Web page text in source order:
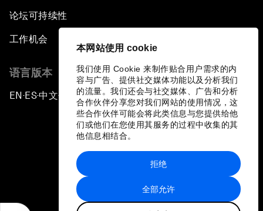
本网站使用 cookie
我们使用 Cookie 来制作贴合用户需求的内
容与广告、提供社交媒体功能以及分析我们
的流量。我们还会与社交媒体、广告和分析
合作伙伴分享您对我们网站的使用情况，这
些合作伙伴可能会将此类信息与您提供给他
们或他们在您使用其服务的过程中收集的其
他信息相结合。
全部允许
拒绝
论坛可持续性
工作机会
语言版本
EN ▪ES▪中文▪ 日本語
站点地图